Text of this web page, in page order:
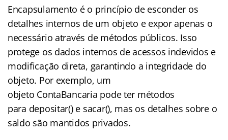
Encapsulamento é o princípio de esconder os
detalhes internos de um objeto e expor apenas o
necessário através de métodos públicos. Isso
protege os dados internos de acessos indevidos e
modificação direta, garantindo a integridade do
objeto. Por exemplo, um
objeto ContaBancaria pode ter métodos
para depositar() e sacar(), mas os detalhes sobre o
saldo são mantidos privados.